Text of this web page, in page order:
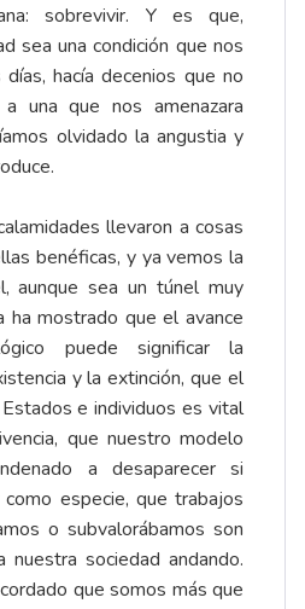
sobrevivir. Y es que,
sea una condición que nos
hacía decenios que no
una que nos amenazara
olvidado la angustia y
llevaron a cosas
benéficas, y ya vemos la
aunque sea un túnel muy
ha mostrado que el avance
puede significar la
y la extinción, que el
e individuos es vital
que nuestro modelo
a desaparecer si
especie, que trabajos
o subvalorábamos son
sociedad andando.
que somos más que